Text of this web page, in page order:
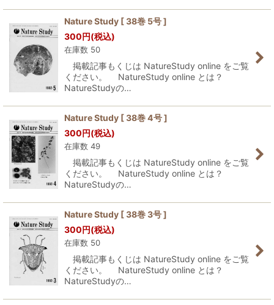
Nature Study [ 38巻 5号 ]
300円(税込)
在庫数 50
掲載記事もくじは NatureStudy online をご覧
ください。 NatureStudy online とは？
NatureStudyの…
Nature Study [ 38巻 4号 ]
300円(税込)
在庫数 49
掲載記事もくじは NatureStudy online をご覧
ください。 NatureStudy online とは？
NatureStudyの…
Nature Study [ 38巻 3号 ]
300円(税込)
在庫数 50
掲載記事もくじは NatureStudy online をご覧
ください。 NatureStudy online とは？
NatureStudyの…